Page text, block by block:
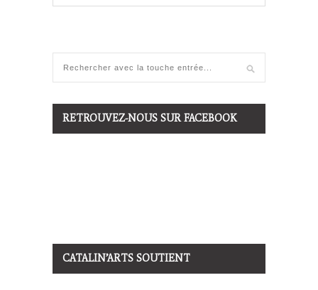
RETROUVEZ-NOUS SUR FACEBOOK
CATALIN’ARTS SOUTIENT